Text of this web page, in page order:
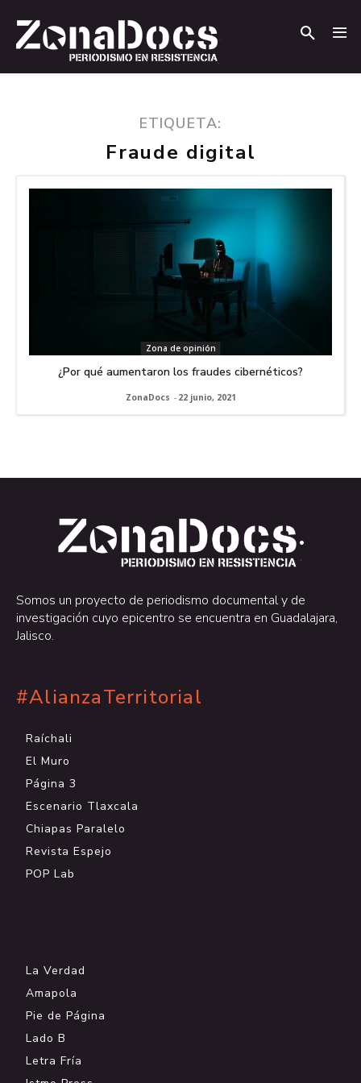
ETIQUETA:
Fraude digital
Zona de opinión
¿Por qué aumentaron los fraudes cibernéticos?
ZonaDocs - 22 junio, 2021
.
.
Somos un proyecto de periodismo documental y de
investigación cuyo epicentro se encuentra en Guadalajara,
Jalisco.
#AlianzaTerritorial
Raíchali
El Muro
Página 3
Escenario Tlaxcala
Chiapas Paralelo
Revista Espejo
POP Lab
La Verdad
Amapola
Pie de Página
Lado B
Letra Fría